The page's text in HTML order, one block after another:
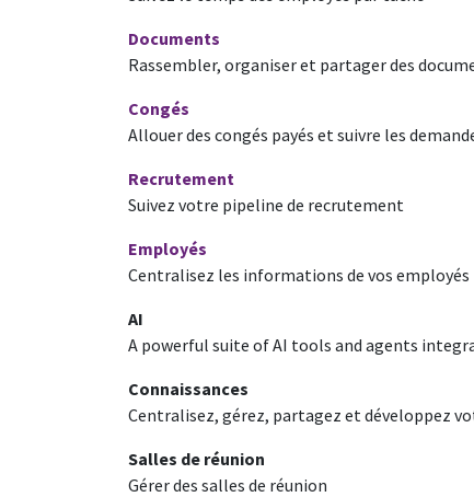
Documents
Rassembler, organiser et partager des
Congés
Allouer des congés payés et suivre les
Recrutement
Suivez votre pipeline de recrutement
Employés
Centralisez les informations de vos employés
AI
A powerful suite of AI tools and agents
Connaissances
Centralisez, gérez, partagez et développez
Salles de réunion
Gérer des salles de réunion